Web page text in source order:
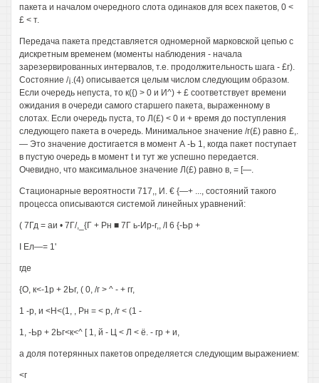
пакета и началом очередного слота одинаков для всех пакетов, 0 <
£ < т.
Передача пакета представляется одномерной марковской цепью с
дискретным временем (моменты наблюдения - начала
зарезервированных интервалов, т.е. продолжительность шага - £г).
Состояние /¡.(4) описывается целым числом следующим образом.
Если очередь непуста, то к({) > 0 и И^) + £ соответствует времени
ожидания в очереди самого старшего пакета, выраженному в
слотах. Если очередь пуста, то Л(£) < 0 и + время до поступления
следующего пакета в очередь. Минимальное значение /г(£) равно £,.
— Это значение достигается в момент А -Ь 1, когда пакет поступает
в пустую очередь в момент t и тут же успешно передается.
Очевидно, что максимальное значение Л(£) равно в, = [—.
Стационарные вероятности 717,, И. € {—+ ..., состояний такого
процесса описываются системой линейных уравнений:
( 7Гд = аи • 7Г/,_{Г + Рн ■ 7Г ь-Ир-г,, /I 6 {-Ьр +
I Ел—= 1'
где
{О, к<-1р + 2Ьг, ( 0, /г > ^ - + гг,
1 -р, и <Н<(1, , Рн = < р, /г < (1 -
1, -Ьр + 2Ьг<к<^ [ 1, й - Ц < Л < ё. - гр + и,
а доля потерянных пакетов определяется следующим выражением:
<г